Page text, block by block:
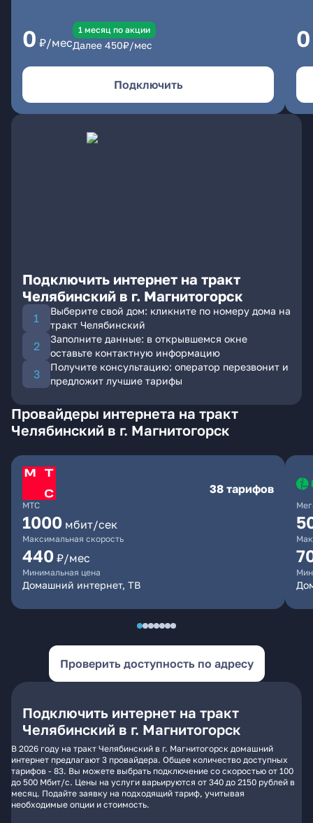
0 ₽/мес
1 месяц по акции
Далее 450₽/мес
Подключить
0
Подключить интернет на тракт
Челябинский в г. Магнитогорск
Выберите свой дом: кликните по номеру дома на
тракт Челябинский
Заполните данные: в открывшемся окне
оставьте контактную информацию
Получите консультацию: оператор перезвонит и
предложит лучшие тарифы
Провайдеры интернета на тракт
Челябинский в г. Магнитогорск
МТС
38 тарифов
1000 мбит/сек
Максимальная скорость
440 ₽/мес
Минимальная цена
Домашний интернет, ТВ
Проверить доступность по адресу
Подключить интернет на тракт
Челябинский в г. Магнитогорск
В 2026 году на тракт Челябинский в г. Магнитогорск домашний
интернет предлагают 3 провайдера. Общее количество доступных
тарифов - 83. Вы можете выбрать подключение со скоростью от 100
до 500 Мбит/с. Цены на услуги варьируются от 340 до 2150 рублей в
месяц. Подайте заявку на подходящий тариф, учитывая
необходимые опции и стоимость.